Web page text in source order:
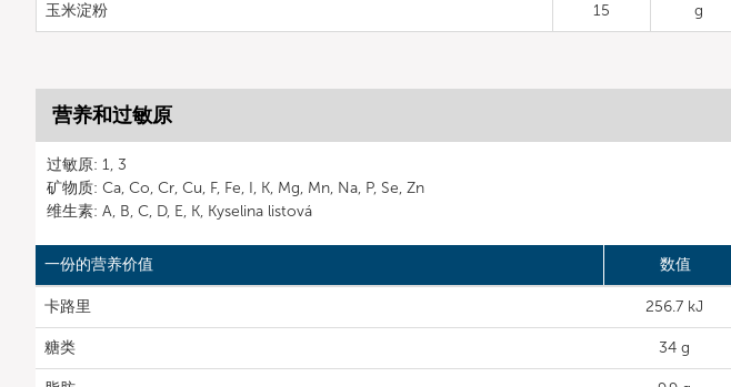
玉米淀粉 15 g
营养和过敏原
过敏原: 1, 3
矿物质: Ca, Co, Cr, Cu, F, Fe, I, K, Mg, Mn, Na, P, Se, Zn
维生素: A, B, C, D, E, K, Kyselina listová
一份的营养价值 数值
卡路里 256.7 kJ
糖类 34 g